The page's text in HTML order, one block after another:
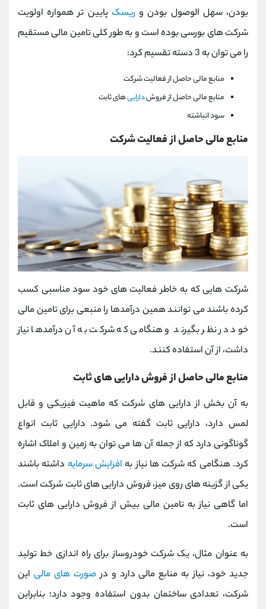
بودن، سهل الوصول بودن و ریسک پایین تر همواره اولویت
شرکت های بورسی بوده است و به طور کلی تامین مالی مستقیم
را می توان به 3 دسته تقسیم کرد:
منابع مالی حاصل از فعالیت شرکت
منابع مالی حاصل از فروشداراییهای ثابت
سود انباشته
منابع مالی حاصل از فعالیت شرکت
شرکت هایی که به خاطر فعالیت های خود سود مناسبی کسب
کرده باشند می توانند همین درآمدها را منبعی برای تامین مالی
خود در نظر بگیرند و هنگامی که شرکت به آن درآمدها نیاز
داشت، از آن استفاده کنند.
منابع مالی حاصل از فروش دارایی های ثابت
به آن بخش از دارایی های شرکت که ماهیت فیزیکی و قابل
لمس دارد، دارایی ثابت گفته می شود. دارایی ثابت انواع
گوناگونی دارد که از جمله آن ها می توان به زمین و املاک اشاره
کرد. هنگامی که شرکت ها نیاز به افزایش سرمایه داشته باشند
یکی از گزینه های روی میز، فروش دارایی های ثابت شرکت است.
اما گاهی نیاز به تامین مالی بیش از فروش دارایی های ثابت
است.
به عنوان مثال، یک شرکت خودروساز برای راه اندازی خط تولید
جدید خود، نیاز به منابع مالی دارد و درصورت های مالی این
شرکت، تعدادی ساختمان بدون استفاده وجود دارد؛ بنابراین